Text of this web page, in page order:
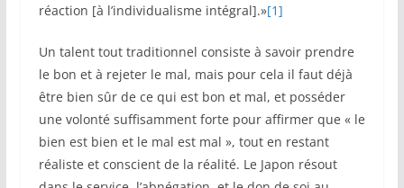
réaction [à l’individualisme intégral].»[1]
Un talent tout traditionnel consiste à savoir prendre
le bon et à rejeter le mal, mais pour cela il faut déjà
être bien sûr de ce qui est bon et mal, et posséder
une volonté suffisamment forte pour affirmer que « le
bien est bien et le mal est mal », tout en restant
réaliste et conscient de la réalité. Le Japon résout